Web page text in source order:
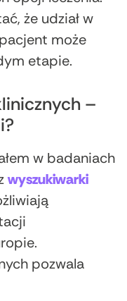
że udział w
może
etapie.
–
w badaniach
wyszukiwarki
pozwala